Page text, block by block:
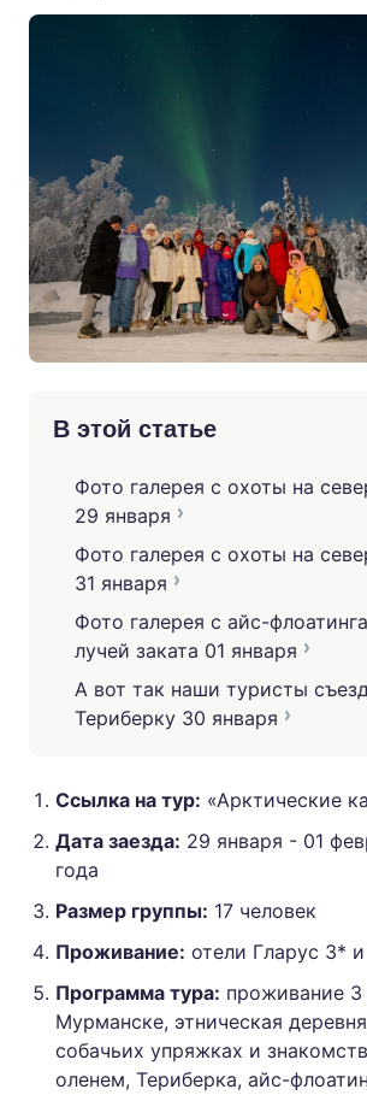
В этой статье
Фото галерея с охоты на
29 января
Фото галерея с охоты на
31 января
Фото галерея с айс-
лучей заката 01 января
А вот так наши туристы
Териберку 30 января
Ссылка на тур: «Арктические
Дата заезда: 29 января - 01
года
Размер группы: 17 человек
Проживание: отели Гларус 3*
Программа тура: проживание 3
Мурманске, этническая
собачьих упряжках и
оленем, Териберка, айс-